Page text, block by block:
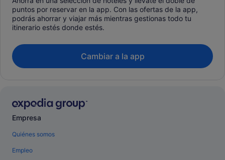
puntos por reservar en la app. Con las ofertas de la app,
podrás ahorrar y viajar más mientras gestionas todo tu
itinerario estés donde estés.
Cambiar a la app
Empresa
Quiénes somos
Empleo